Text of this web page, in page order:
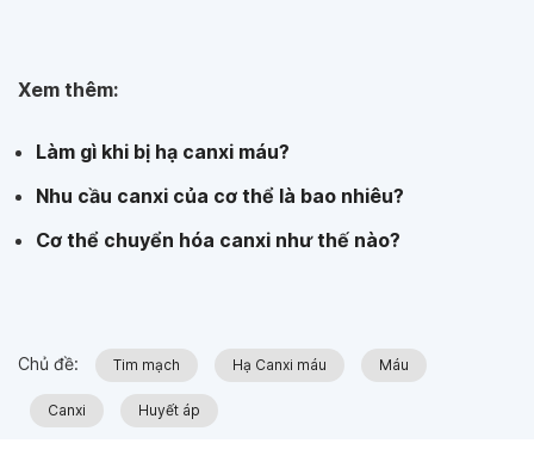
Xem thêm:
Làm gì khi bị hạ canxi máu?
Nhu cầu canxi của cơ thể là bao nhiêu?
Cơ thể chuyển hóa canxi như thế nào?
Chủ đề: Tim mạch Hạ Canxi máu Máu
Canxi Huyết áp